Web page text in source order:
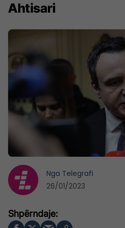
Ahtisari
Nga Telegrafi
26/01/2023